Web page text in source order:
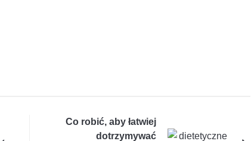
Co robić, aby łatwiej
dotrzymywać